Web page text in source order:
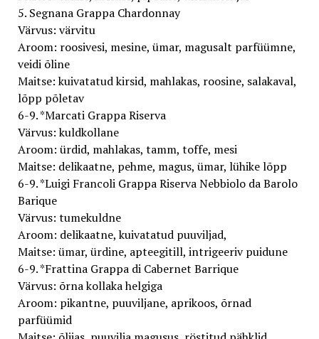
5. Segnana Grappa Chardonnay
Värvus: värvitu
Aroom: roosivesi, mesine, ümar, magusalt parfüümne,
veidi õline
Maitse: kuivatatud kirsid, mahlakas, roosine, salakaval,
lõpp põletav
6-9. *Marcati Grappa Riserva
Värvus: kuldkollane
Aroom: ürdid, mahlakas, tamm, toffe, mesi
Maitse: delikaatne, pehme, magus, ümar, lühike lõpp
6-9. *Luigi Francoli Grappa Riserva Nebbiolo da Barolo
Barique
Värvus: tumekuldne
Aroom: delikaatne, kuivatatud puuviljad,
Maitse: ümar, ürdine, apteegitill, intrigeeriv puidune
6-9. *Frattina Grappa di Cabernet Barrique
Värvus: õrna kollaka helgiga
Aroom: pikantne, puuviljane, aprikoos, õrnad
parfüümid